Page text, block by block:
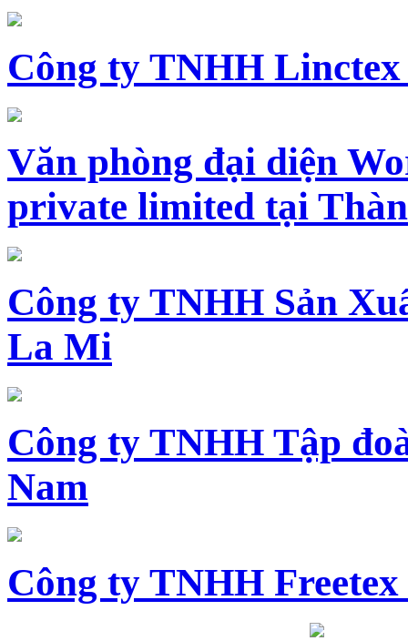
Công ty TNHH Linctex
Văn phòng đại diện
private limited tại
Công ty TNHH Sản
La Mi
Công ty TNHH Tập
Nam
Công ty TNHH